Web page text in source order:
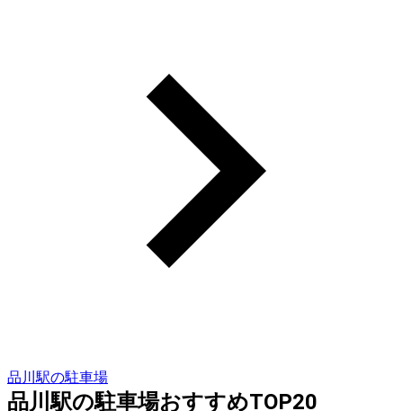
品川駅の駐車場
品川駅の駐車場おすすめTOP20